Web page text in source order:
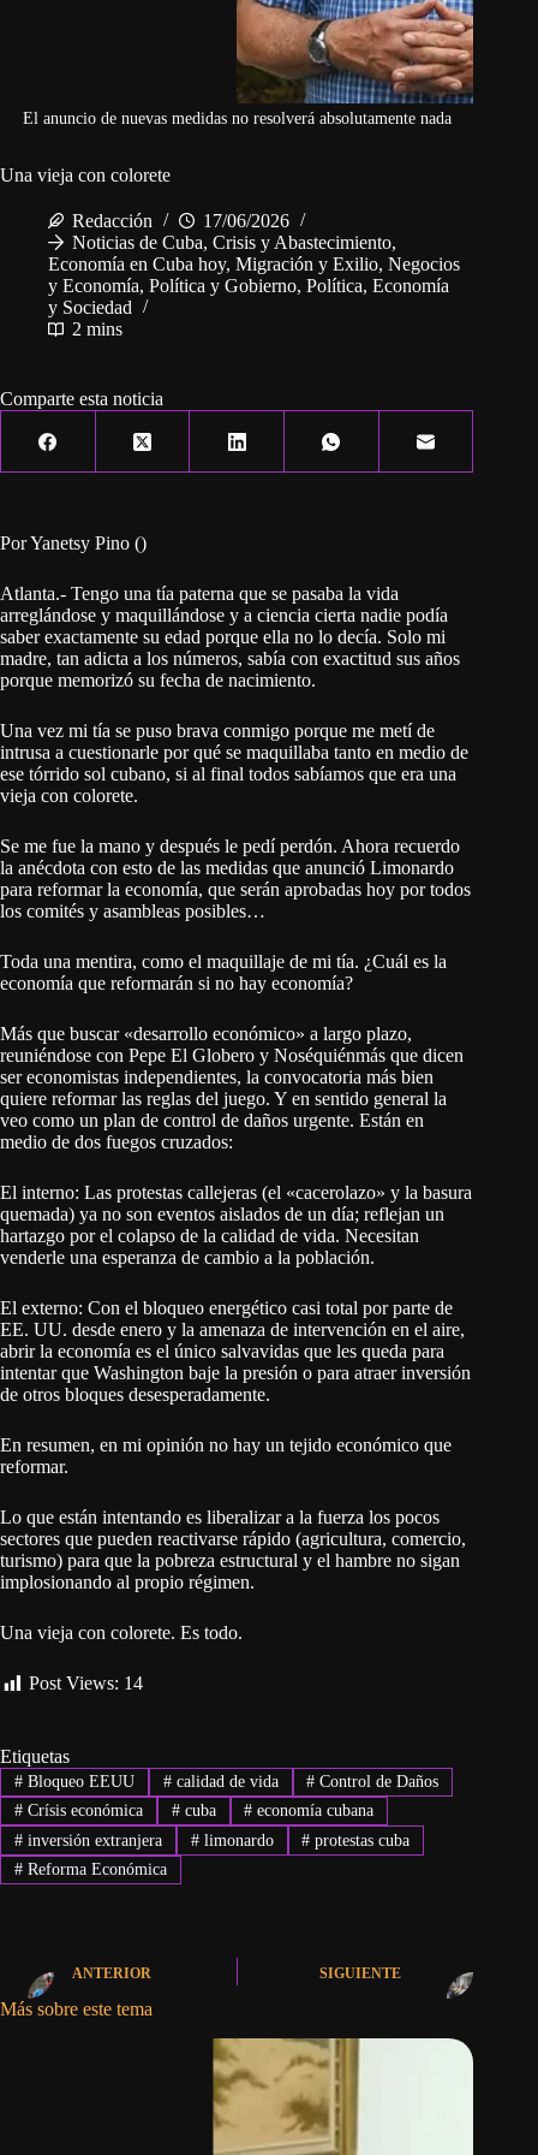
El anuncio de nuevas medidas no resolverá absolutamente nada
Una vieja con colorete
Redacción
17/06/2026
Noticias de Cuba, Crisis y Abastecimiento,
Economía en Cuba hoy, Migración y Exilio, Negocios
y Economía, Política y Gobierno, Política, Economía
y Sociedad
2 mins
Comparte esta noticia
Por Yanetsy Pino ()
Atlanta.- Tengo una tía paterna que se pasaba la vida
arreglándose y maquillándose y a ciencia cierta nadie podía
saber exactamente su edad porque ella no lo decía. Solo mi
madre, tan adicta a los números, sabía con exactitud sus años
porque memorizó su fecha de nacimiento.
Una vez mi tía se puso brava conmigo porque me metí de
intrusa a cuestionarle por qué se maquillaba tanto en medio de
ese tórrido sol cubano, si al final todos sabíamos que era una
vieja con colorete.
Se me fue la mano y después le pedí perdón. Ahora recuerdo
la anécdota con esto de las medidas que anunció Limonardo
para reformar la economía, que serán aprobadas hoy por todos
los comités y asambleas posibles…
Toda una mentira, como el maquillaje de mi tía. ¿Cuál es la
economía que reformarán si no hay economía?
Más que buscar «desarrollo económico» a largo plazo,
reuniéndose con Pepe El Globero y Noséquiénmás que dicen
ser economistas independientes, la convocatoria más bien
quiere reformar las reglas del juego. Y en sentido general la
veo como un plan de control de daños urgente. Están en
medio de dos fuegos cruzados:
El interno: Las protestas callejeras (el «cacerolazo» y la basura
quemada) ya no son eventos aislados de un día; reflejan un
hartazgo por el colapso de la calidad de vida. Necesitan
venderle una esperanza de cambio a la población.
El externo: Con el bloqueo energético casi total por parte de
EE. UU. desde enero y la amenaza de intervención en el aire,
abrir la economía es el único salvavidas que les queda para
intentar que Washington baje la presión o para atraer inversión
de otros bloques desesperadamente.
En resumen, en mi opinión no hay un tejido económico que
reformar.
Lo que están intentando es liberalizar a la fuerza los pocos
sectores que pueden reactivarse rápido (agricultura, comercio,
turismo) para que la pobreza estructural y el hambre no sigan
implosionando al propio régimen.
Una vieja con colorete. Es todo.
Post Views: 14
Etiquetas
#Bloqueo EEUU #calidad de vida # Control de Daños
#Crísis económica #cuba # economía cubana
#inversión extranjera #limonardo # protestas cuba
#Reforma Económica
ANTERIOR SIGUIENTE
Más sobre este tema